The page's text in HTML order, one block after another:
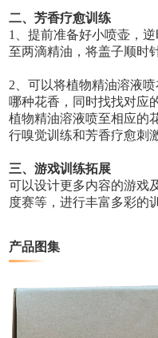
二、芳香疗愈训练
1、提前准备好小喷壶，
至两滴精油，将盖子顺时
2、可以将植物精油溶液
哪种花香，同时找找对应
植物精油溶液喷至相应的
行嗅觉训练和芳香疗愈刺
三、游戏训练拓展
可以设计更多内容的游戏
度赛等，进行丰富多彩的
产品图集